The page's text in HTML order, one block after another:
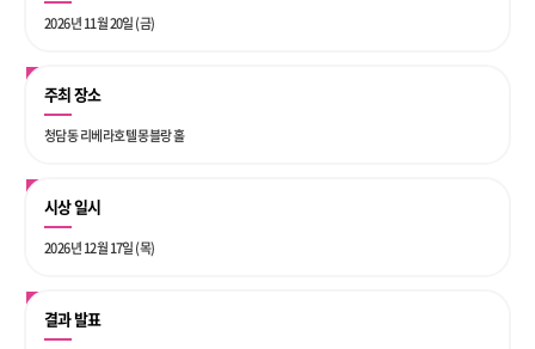
2026년 11월 20일 (금)
주최 장소
청담동 리베라호텔 몽블랑 홀
시상 일시
2026년 12월 17일 (목)
결과 발표